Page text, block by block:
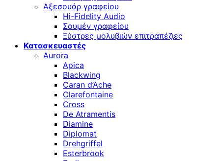
Αξεσουάρ γραφείου
Hi-Fidelity Audio
Σουμέν γραφείου
Ξύστρες μολυβιών επιτραπέζιες
Κατασκευαστές
Aurora
Apica
Blackwing
Caran d’Ache
Clarefontaine
Cross
De Atramentis
Diamine
Diplomat
Drehgriffel
Esterbrook